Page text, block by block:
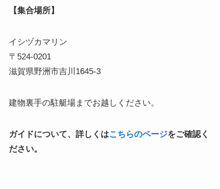
【集合場所】
イシヅカマリン
〒524-0201
滋賀県野洲市吉川1645-3
建物裏手の駐艇場までお越しください。
ガイドについて、詳しくはこちらのページをご確認く
ださい。